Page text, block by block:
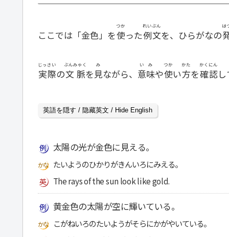
ここでは「金色」を使
つか
った例文
れいぶん
を、ひらがなの
は
実際
じっさい
の文脈
ぶんみゃく
を 見
み
ながら、 意味
いみ
や使
つか
い方
かた
を確認
かくにん
英語を隠す / 隐藏英文 / Hide English
太陽の光が金色に見える。
たいようのひかりがきんいろにみえる。
The rays of the sun look like gold.
黄金色の太陽が空に輝いている。
こがねいろのたいようがそらにかがやいている。